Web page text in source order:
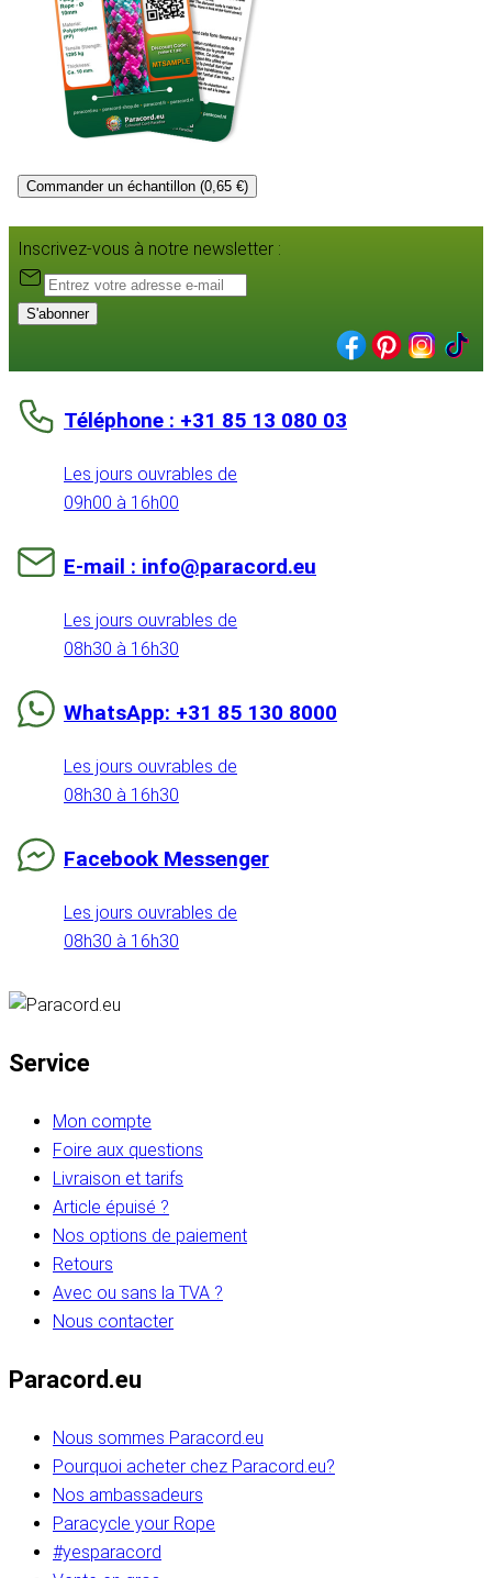
Commander un échantillon (0,65 €)
Inscrivez-vous à notre newsletter :
S'abonner
Téléphone : +31 85 13 080 03
Les jours ouvrables de
09h00 à 16h00
E-mail : info@paracord.eu
Les jours ouvrables de
08h30 à 16h30
WhatsApp: +31 85 130 8000
Les jours ouvrables de
08h30 à 16h30
Facebook Messenger
Les jours ouvrables de
08h30 à 16h30
Service
Mon compte
Foire aux questions
Livraison et tarifs
Article épuisé ?
Nos options de paiement
Retours
Avec ou sans la TVA ?
Nous contacter
Paracord.eu
Nous sommes Paracord.eu
Pourquoi acheter chez Paracord.eu?
Nos ambassadeurs
Paracycle your Rope
#yesparacord